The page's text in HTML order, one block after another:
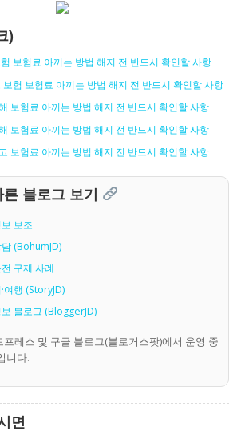
)
보험료 아끼는 방법 해지 전 반드시 확인할 사항
보험 보험료 아끼는 방법 해지 전 반드시 확인할 사항
보험료 아끼는 방법 해지 전 반드시 확인할 사항
보험료 아끼는 방법 해지 전 반드시 확인할 사항
보험료 아끼는 방법 해지 전 반드시 확인할 사항
블로그 보기
보조
(BohumJD)
구제 사례
여행 (StoryJD)
보 블로그 (BloggerJD)
레스 및 구글 블로그(블로거스팟)에서 운영 중
니다.
면